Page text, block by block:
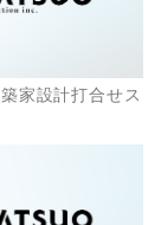
家設計打合せス